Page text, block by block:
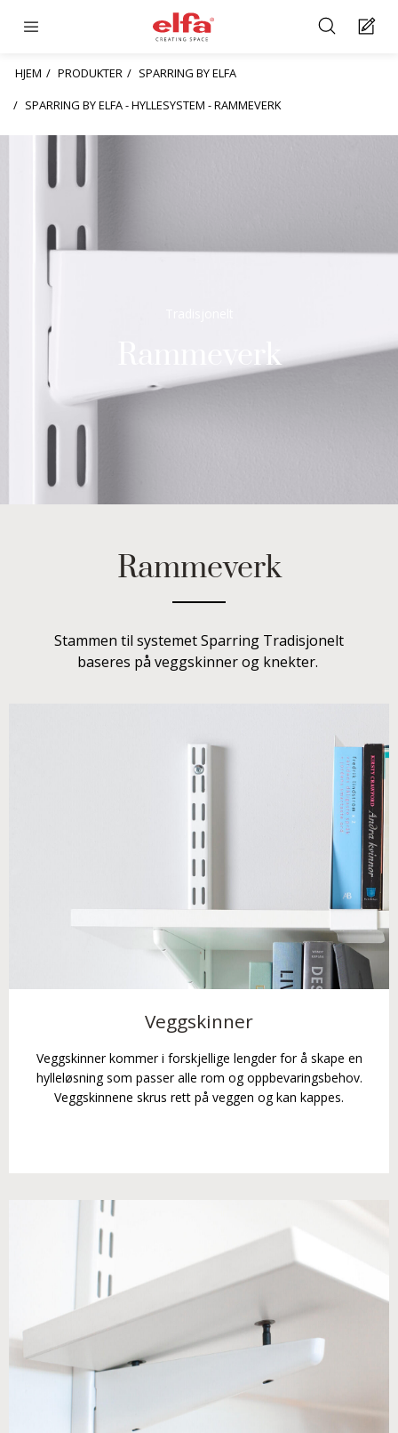
HJEM PRODUKTER
SPARRING BY ELFA
SPARRING BY ELFA - HYLLESYSTEM - RAMMEVERK
Rammeverk
Rammeverk
Stammen til systemet Sparring Tradisjonelt
baseres på veggskinner og knekter.
Veggskinner
Veggskinner kommer i forskjellige lengder for å skape en
hylleløsning som passer alle rom og oppbevaringsbehov.
Veggskinnene skrus rett på veggen og kan kappes.